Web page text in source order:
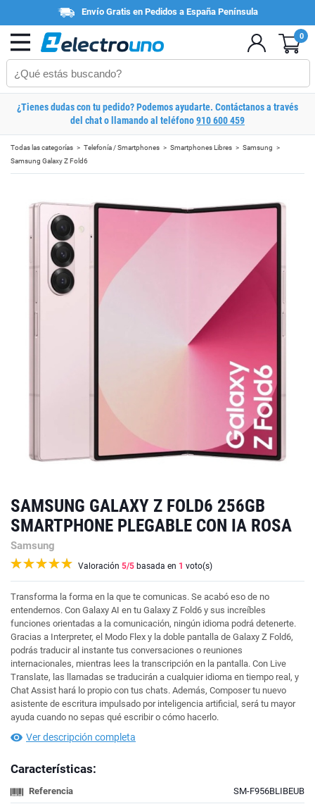
Envío Gratis en Pedidos a España Península
0
¿Tienes dudas con tu pedido? Podemos ayudarte. Contáctanos a través
del chat o llamando al teléfono910 600 459
Todas las categorías Telefonía / Smartphones Smartphones Libres
Samsung
Samsung Galaxy Z Fold6
SAMSUNG GALAXY Z FOLD6 256GB
SMARTPHONE PLEGABLE CON IA ROSA
Samsung
Valoración 5/5 basada en 1 voto(s)
Transforma la forma en la que te comunicas. Se acabó eso de no
entendernos. Con Galaxy AI en tu Galaxy Z Fold6 y sus increíbles
funciones orientadas a la comunicación, ningún idioma podrá detenerte.
Gracias a Interpreter, el Modo Flex y la doble pantalla de Galaxy Z Fold6,
podrás traducir al instante tus conversaciones o reuniones
internacionales, mientras lees la transcripción en la pantalla. Con Live
Translate, las llamadas se traducirán a cualquier idioma en tiempo real, y
Chat Assist hará lo propio con tus chats. Además, Composer tu nuevo
asistente de escritura impulsado por inteligencia artificial, será tu mayor
ayuda cuando no sepas qué escribir o cómo hacerlo.
Ver descripción completa
Características:
Referencia SM-F956BLIBEUB